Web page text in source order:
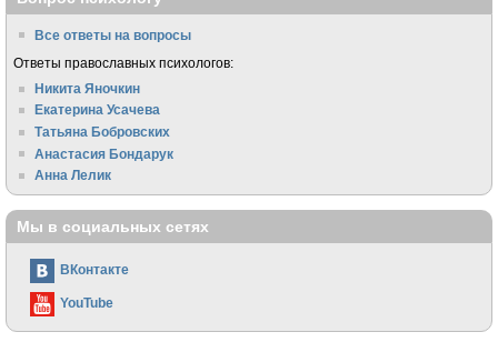
Все ответы на вопросы
Ответы православных психологов:
Никита Яночкин
Екатерина Усачева
Татьяна Бобровских
Анастасия Бондарук
Анна Лелик
Мы в социальных сетях
ВКонтакте
YouTube